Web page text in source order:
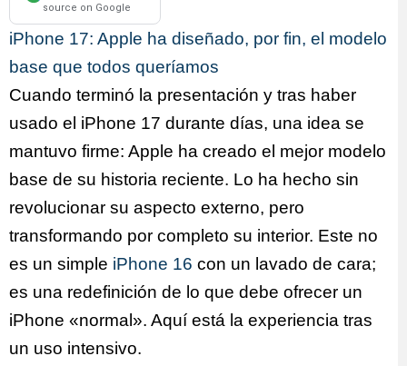
source on Google
iPhone 17: Apple ha diseñado, por fin, el modelo
base que todos queríamos
Cuando terminó la presentación y tras haber
usado el iPhone 17 durante días, una idea se
mantuvo firme: Apple ha creado el mejor modelo
base de su historia reciente. Lo ha hecho sin
revolucionar su aspecto externo, pero
transformando por completo su interior. Este no
es un simple iPhone 16 con un lavado de cara;
es una redefinición de lo que debe ofrecer un
iPhone «normal». Aquí está la experiencia tras
un uso intensivo.